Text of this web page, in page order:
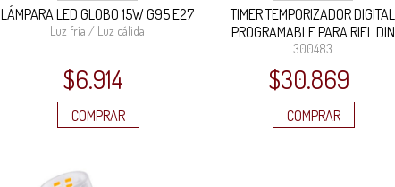
LÁMPARA LED GLOBO 15W G95 E27
Luz fría / Luz cálida
$6.914
COMPRAR
TIMER TEMPORIZADOR DIGITAL
PROGRAMABLE PARA RIEL DIN
300483
$30.869
COMPRAR